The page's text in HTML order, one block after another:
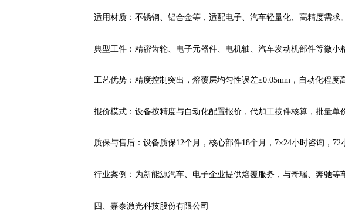
适用材质：不锈钢、铝合金等，适配电子、汽车轻量化、高精度需求。
典型工件：精密齿轮、电子元器件、电机轴、汽车发动机部件等微小
工艺优势：精度控制突出，熔覆层均匀性误差≤0.05mm，自动化程度
报价模式：设备按精度与自动化配置报价，代加工按件核算，批量单
质保与售后：设备质保12个月，核心部件18个月，7×24小时咨询，72
行业案例：为新能源汽车、电子企业提供熔覆服务，与奇瑞、奔驰等
四、嘉泰激光科技股份有限公司